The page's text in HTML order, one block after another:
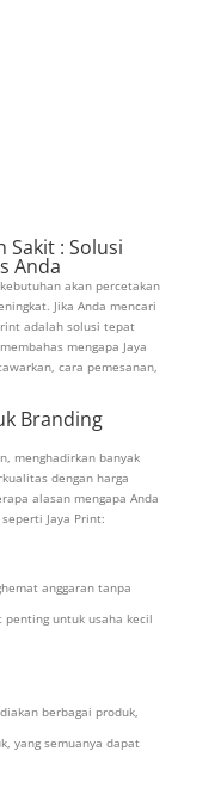
Sakit : Solusi
Anda
akan percetakan
Jika Anda mencari
adalah solusi tepat
mengapa Jaya
cara pemesanan,
Branding
menghadirkan banyak
dengan harga
alasan mengapa Anda
Jaya Print:
anggaran tanpa
penting untuk usaha kecil
berbagai produk,
yang semuanya dapat